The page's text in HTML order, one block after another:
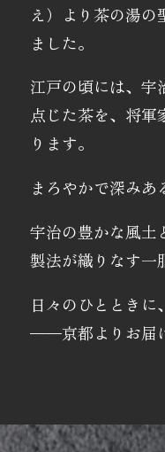
え）より茶の湯の
ました。
江戸の頃には、宇
点じた茶を、将軍
ります。
まろやかで深みあ
宇治の豊かな風土
製法が織りなす一
日々のひととき
——京都よりお届